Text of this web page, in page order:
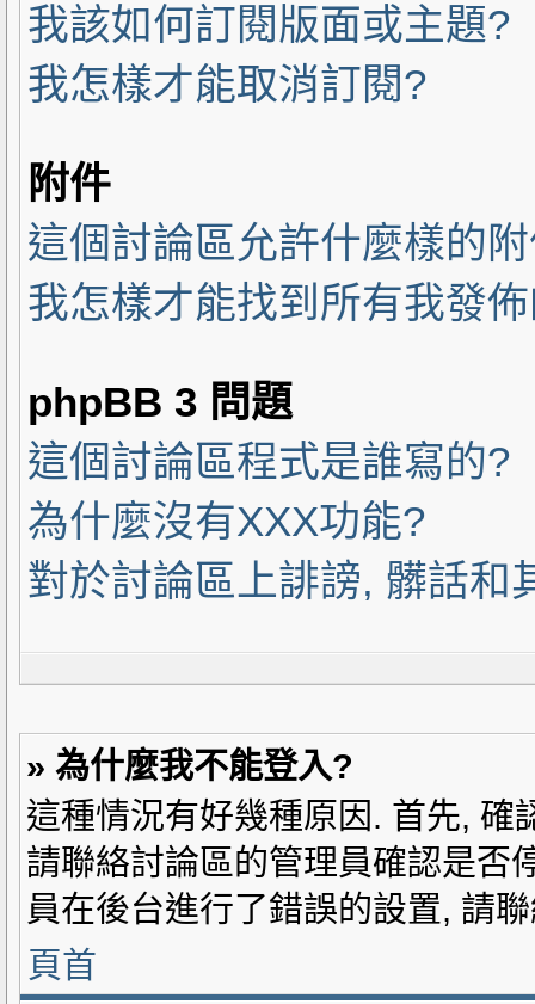
我該如何訂閱版面或主題?
我怎樣才能取消訂閱?
附件
這個討論區允許什麼樣的
我怎樣才能找到所有我發
phpBB 3 問題
這個討論區程式是誰寫的?
為什麼沒有XXX功能?
對於討論區上誹謗, 髒話和
» 為什麼我不能登入?
這種情況有好幾種原因. 首先, 確
請聯絡討論區的管理員確認是否
員在後台進行了錯誤的設置, 請
頁首